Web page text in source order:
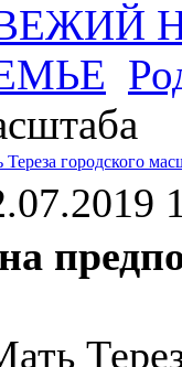
Тереза городского